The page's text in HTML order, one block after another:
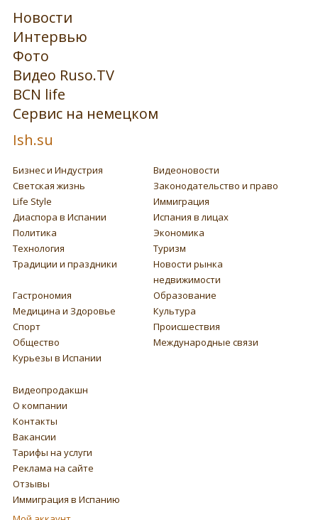
Новости
Интервью
Фото
Видео Ruso.TV
BCN life
Сервис на немецком
Ish.su
Бизнес и Индустрия
Видеоновости
Светская жизнь
Законодательство и право
Life Style
Иммиграция
Диаспора в Испании
Испания в лицах
Политика
Экономика
Технология
Туризм
Традиции и праздники
Новости рынка
недвижимости
Гастрономия
Образование
Медицина и Здоровье
Культура
Спорт
Происшествия
Общество
Международные связи
Курьезы в Испании
Видеопродакшн
О компании
Контакты
Вакансии
Тарифы на услуги
Реклама на сайте
Отзывы
Иммиграция в Испанию